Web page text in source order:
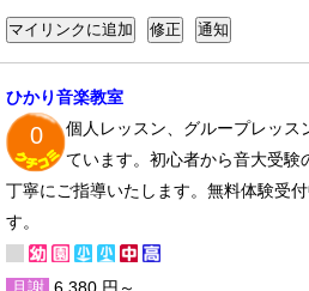
ひかり音楽教室
0
個人レッスン、グループレッス
ています。初心者から音大受験
丁寧にご指導いたします。無料体験受
す。